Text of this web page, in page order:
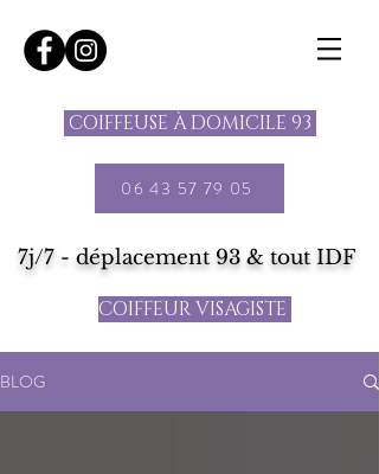
COIFFEUSE À DOMICILE 93
06 43 57 79 05
7j/7 - déplacement 93 & tout IDF
COIFFEUR VISAGISTE
BLOG